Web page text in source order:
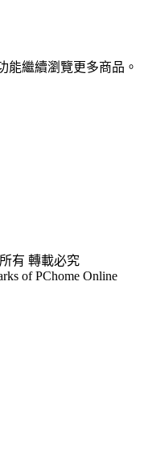
能繼續瀏覽更多商品。
有 轉載必究
of PChome Online